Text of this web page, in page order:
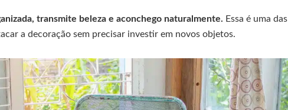
transmite beleza e aconchego naturalmente. Essa é uma das
a decoração sem precisar investir em novos objetos.